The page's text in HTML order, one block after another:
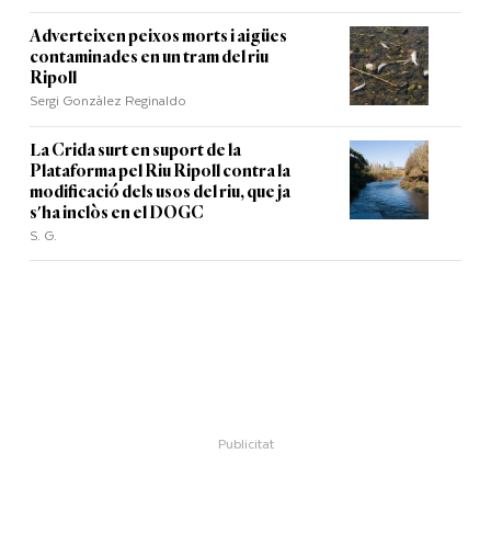
Adverteixen peixos morts i aigües
contaminades en un tram del riu
Ripoll
Sergi Gonzàlez Reginaldo
La Crida surt en suport de la
Plataforma pel Riu Ripoll contra la
modificació dels usos del riu, que ja
s'ha inclòs en el DOGC
S. G.